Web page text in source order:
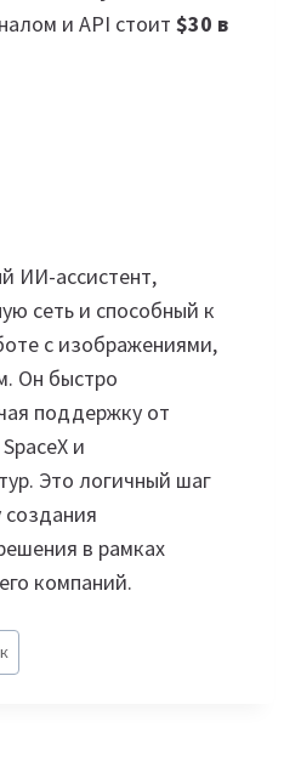
и API стоит $30 в
ИИ-ассистент,
сеть и способный к
с изображениями,
Он быстро
поддержку от
и
Это логичный шаг
в рамках
компаний.